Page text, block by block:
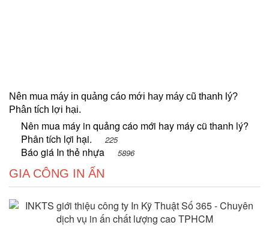
Nên mua máy in quảng cáo mới hay máy cũ thanh lý?
Phân tích lợi hại.
Nên mua máy in quảng cáo mới hay máy cũ thanh lý?
Phân tích lợi hại.
225
Báo giá In thẻ nhựa 5896
GIA CÔNG IN ẤN